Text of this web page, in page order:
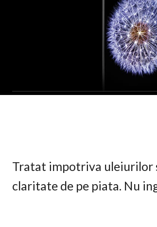
Tratat impotriva uleiurilor
claritate de pe piata. Nu